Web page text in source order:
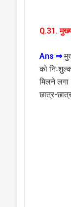
Q.31.
Ans ⇒
को
मिलने
छात्र-